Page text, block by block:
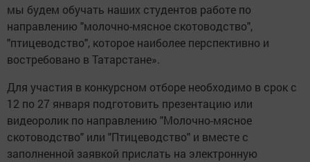
мы будем обучать наших студентов работе по
направлению "молочно-мясное скотоводство",
"птицеводство", которое наиболее перспективно и
востребовано в Татарстане».
Для участия в конкурсном отборе необходимо в срок с
12 по 27 января подготовить презентацию или
видеоролик по направлению "Молочно-мясное
скотоводство" или "Птицеводство" и вместе с
заполненной заявкой прислать на электронную